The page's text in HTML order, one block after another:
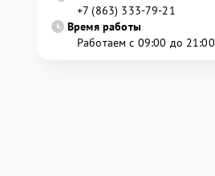
+7 (863) 333-79-21
Время работы
Работаем с 09:00 до 21:00